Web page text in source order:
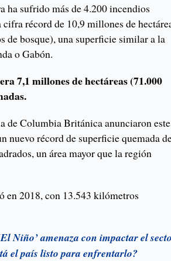
ha sufrido más de 4.200 incendios
récord de 10,9 millones de
de bosque), una superficie similar a la
o Gabón.
7,1 millones de hectáreas (71.000
de Columbia Británica anunciaron este
nuevo récord de superficie quemada
un área mayor que la región
en 2018, con 13.543 kilómetros
Niño’ amenaza con impactar el
el país listo para enfrentarlo?